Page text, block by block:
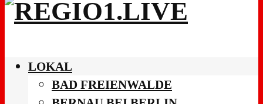
LOKAL
BAD FREIENWALDE